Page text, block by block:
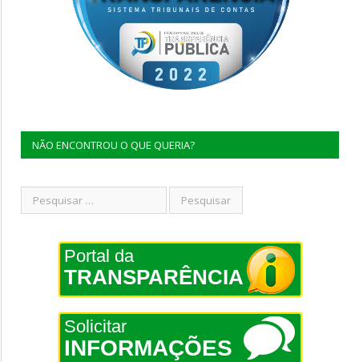
NÃO ENCONTROU O QUE QUERIA?
Portal da
TRANSPARÊNCIA
Solicitar
INFORMAÇÕES